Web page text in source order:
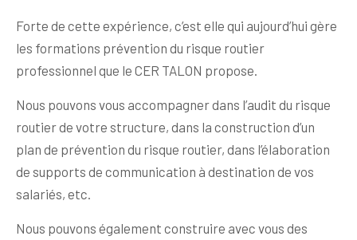
Forte de cette expérience, c’est elle qui aujourd’hui gère
les formations prévention du risque routier
professionnel que le CER TALON propose.
Nous pouvons vous accompagner dans l’audit du risque
routier de votre structure, dans la construction d’un
plan de prévention du risque routier, dans l’élaboration
de supports de communication à destination de vos
salariés, etc.
Nous pouvons également construire avec vous des